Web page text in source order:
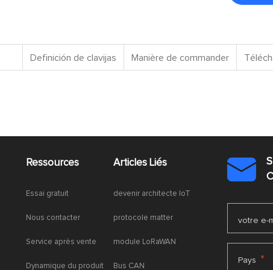
Definición de clavijas Manière de commander
Ressources
Essai gratuit
Nous contacter
Service après vente
Dynamique du produit
Articles Liés
devenir architecte IoT
protocole matter
module LoRaWAN
Bus CAN

votre e-
Pays *